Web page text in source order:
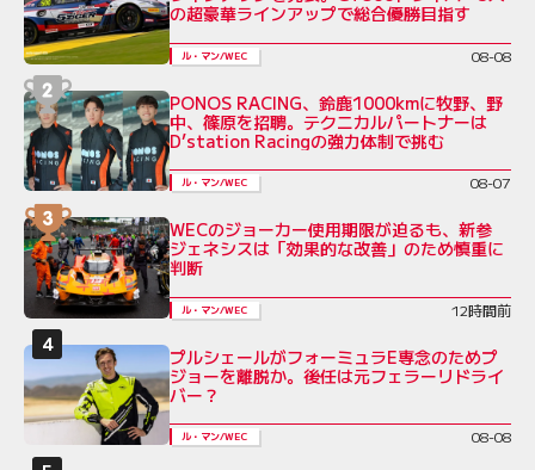
の超豪華ラインアップで総合優勝目指す
ル・マン/WEC 08-08
PONOS RACING、鈴鹿1000kmに牧野、野
中、篠原を招聘。テクニカルパートナーは
D’station Racingの強力体制で挑む
ル・マン/WEC 08-07
WECのジョーカー使用期限が迫るも、新参
ジェネシスは「効果的な改善」のため慎重に
判断
ル・マン/WEC 12時間前
プルシェールがフォーミュラE専念のためプ
ジョーを離脱か。後任は元フェラーリドライ
バー？
ル・マン/WEC 08-08